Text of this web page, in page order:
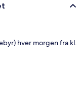
hver morgen fra kl.